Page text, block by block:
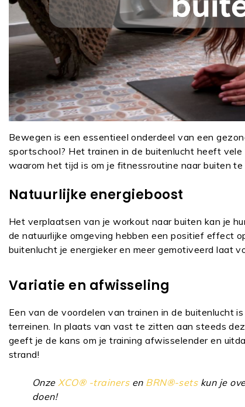
Bewegen is een essentieel onderdeel van een
sportschool? Het trainen in de buitenlucht heeft
waarom het tijd is om je fitnessroutine naar buiten te
Natuurlijke energieboost
Het verplaatsen van je workout naar buiten kan je
de natuurlijke omgeving hebben een positief effect
buitenlucht je energieker en meer gemotiveerd laat
Variatie en afwisseling
Een van de voordelen van trainen in de buitenlucht
terreinen. In plaats van vast te zitten aan steeds
geeft je de kans om je training afwisselender en
strand!
Onze XCO® -trainersen BRN®-setskun je
doen!